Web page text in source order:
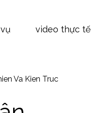
video thực tế